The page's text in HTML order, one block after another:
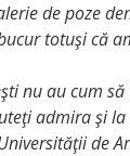
de poze
totuşi că
nu au cum
admira şi
de